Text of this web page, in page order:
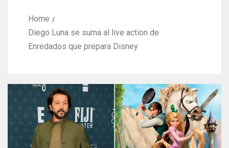
Home
Diego Luna se suma al live action de
Enredados que prepara Disney